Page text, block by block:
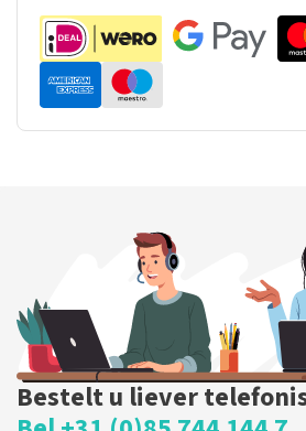
Bestelt u liever